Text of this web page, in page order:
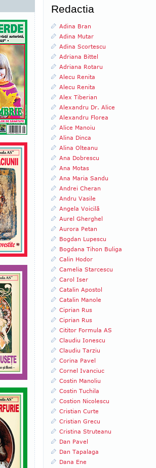
Redactia
Adina Bran
Adina Mutar
Adina Scortescu
Adriana Bittel
Adriana Rotaru
Alecu Renita
Alecu Renita
Alex Tiberian
Alexandru Dr. Alice
Alexandru Florea
Alice Manoiu
Alina Dinca
Alina Olteanu
Ana Dobrescu
Ana Motas
Ana Maria Sandu
Andrei Cheran
Andru Vasile
Angela Voicilă
Aurel Gherghel
Aurora Petan
Bogdan Lupescu
Bogdana Tihon Buliga
Calin Hodor
Camelia Starcescu
Carol Iser
Catalin Apostol
Catalin Manole
Ciprian Rus
Ciprian Rus
Cititor Formula AS
Claudiu Ionescu
Claudiu Tarziu
Corina Pavel
Cornel Ivanciuc
Costin Manoliu
Costin Tuchila
Costion Nicolescu
Cristian Curte
Cristian Grecu
Cristina Struteanu
Dan Pavel
Dan Tapalaga
Dana Ene